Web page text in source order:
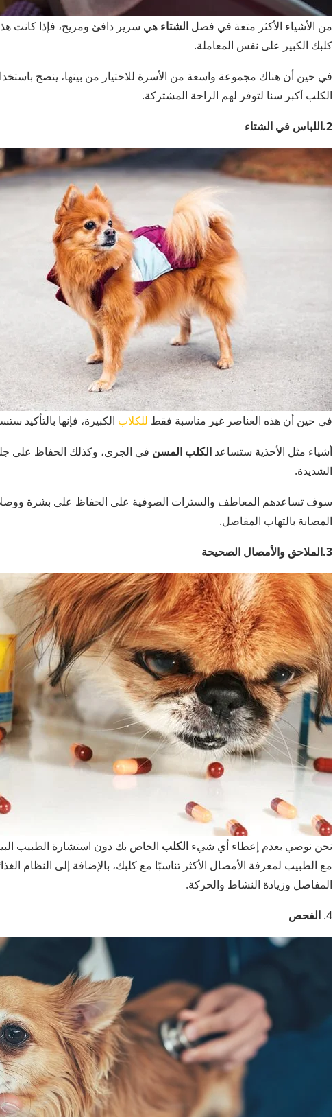
من الأشياء الأكثر متعة في فصلالشتاءهي سرير دافئ ومريح، فإذا كانت
كلبك الكبير على نفس المعاملة.
في حين أن هناك مجموعة واسعة من الأسرة للاختيار من بينها، ينصح
الكلب أكبر سنا لتوفر لهم الراحة المشتركة.
2.اللباس في الشتاء
في حين أن هذه العناصر غير مناسبة فقط للكلاب الكبيرة، فإنها بالتأكيد
أشياء مثل الأحذية ستساعد الكلب المسن في الجرى، وكذلك الحفاظ على
الشديدة.
سوف تساعدهم المعاطف والسترات الصوفية على الحفاظ على بشرة
المصابة بالتهاب المفاصل.
3.الملاحق والأمصال الصحيحة
نحن نوصي بعدم إعطاء أي شيءالكلب الخاص بك دون استشارة الطبيب
مع الطبيب لمعرفة الأمصال الأكثر تناسبًا مع كلبك، بالإضافة إلى النظام
المفاصل وزيادة النشاط والحركة.
4. الفحص